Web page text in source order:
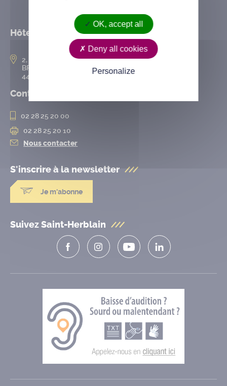
Hôtel de ville
2, rue de l’Hôtel-de-Ville
BP 50167
44802 Saint-Herblain cedex
Contact
02 28 25 20 00
02 28 25 20 10
Nous contacter
S'inscrire à la newsletter
Je m'abonne
Suivez Saint-Herblain
OK, accept all
Deny all cookies
Personalize